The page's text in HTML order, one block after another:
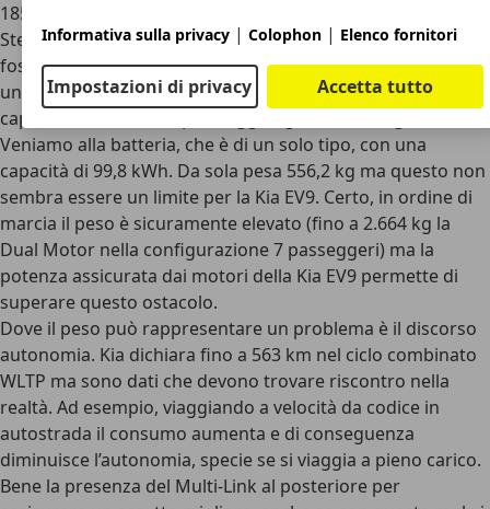
185 km/h per la prima e fino a 200 km/h per la seconda.
Stesso discorso per la coppia, da 350 Nm a 700 Nm. Per chi
fosse interessato a sfruttare la Kia EV9 come motrice di
una roulotte o di un rimorchio, la Dual Motor ha una
capacità di traino che può raggiungere i 2.500 kg frenati.
Veniamo alla batteria, che è di un solo tipo, con una
capacità di 99,8 kWh. Da sola pesa 556,2 kg ma questo non
sembra essere un limite per la Kia EV9. Certo, in ordine di
marcia il peso è sicuramente elevato (fino a 2.664 kg la
Dual Motor nella configurazione 7 passeggeri) ma la
potenza assicurata dai motori della Kia EV9 permette di
superare questo ostacolo.
Dove il peso può rappresentare un problema è il discorso
autonomia. Kia dichiara fino a 563 km nel ciclo combinato
WLTP ma sono dati che devono trovare riscontro nella
realtà. Ad esempio, viaggiando a velocità da codice in
autostrada il consumo aumenta e di conseguenza
diminuisce l’autonomia, specie se si viaggia a pieno carico.
Bene la presenza del Multi-Link al posteriore per
Informativa sulla privacy | Colophon | Elenco fornitori
Impostazioni di privacy Accetta tutto